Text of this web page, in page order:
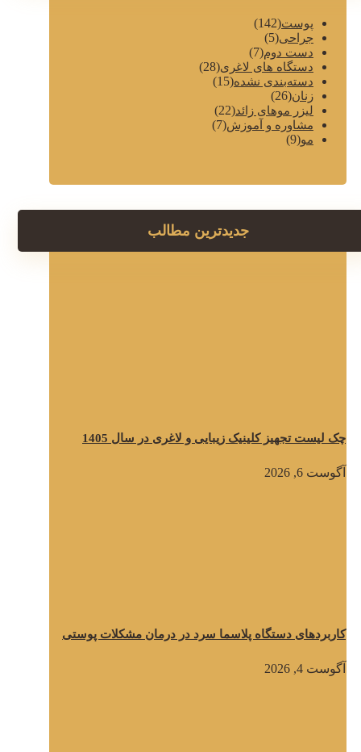
پوست(142)
جراحی(5)
دست دوم(7)
دستگاه های لاغری(28)
دسته‌بندی نشده(15)
زنان(26)
لیزر موهای زائد(22)
مشاوره و آموزش(7)
مو(9)
جدیدترین مطالب
چک لیست تجهیز کلینیک زیبایی و لاغری در سال 1405
آگوست 6, 2026
کاربردهای دستگاه پلاسما سرد در درمان مشکلات پوستی
آگوست 4, 2026